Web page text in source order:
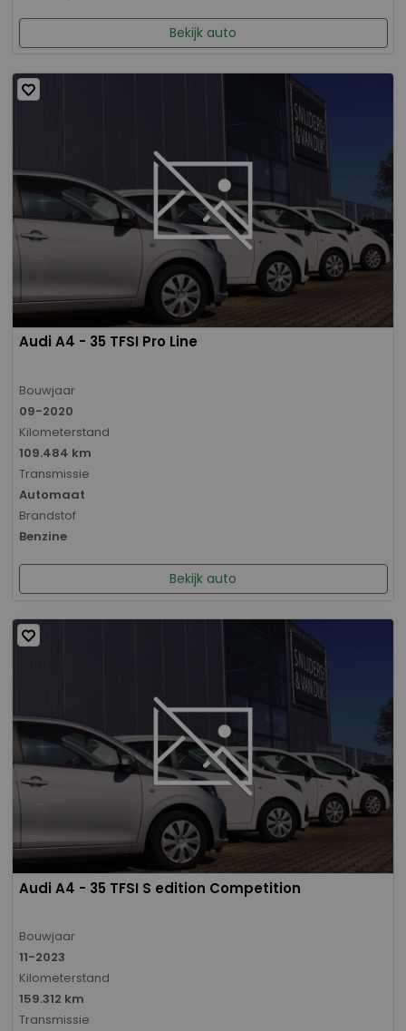
Bekijk auto
Audi A4 - 35 TFSI Pro Line
Bouwjaar
09-2020
Kilometerstand
109.484 km
Transmissie
Automaat
Brandstof
Benzine
Bekijk auto
Audi A4 - 35 TFSI S edition Competition
Bouwjaar
11-2023
Kilometerstand
159.312 km
Transmissie